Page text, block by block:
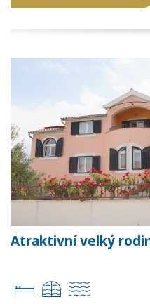
Atraktivní velký